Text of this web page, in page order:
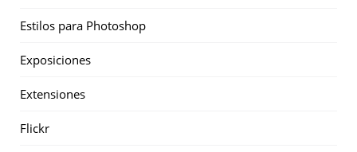
Estilos para Photoshop
Exposiciones
Extensiones
Flickr